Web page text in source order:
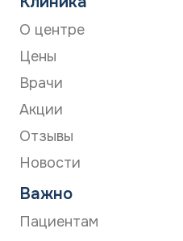
О центре
Цены
Врачи
Акции
Отзывы
Новости
Важно
Пациентам